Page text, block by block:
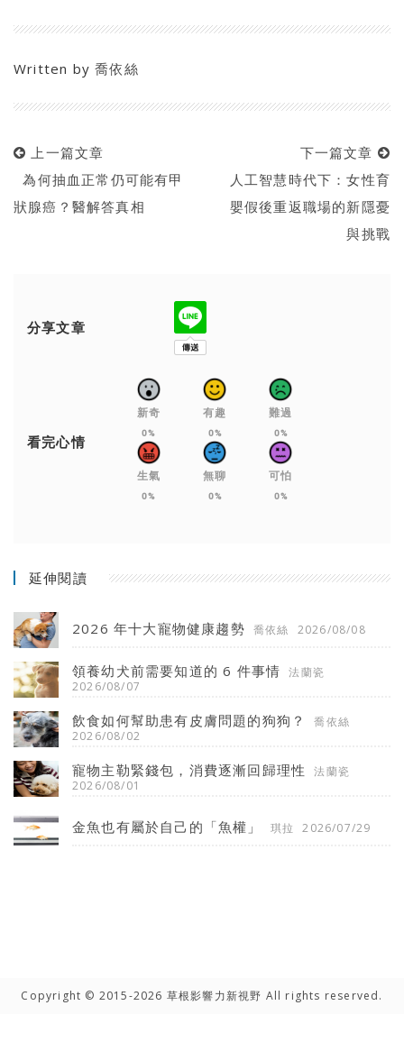
Written by喬依絲
上一篇文章
為何抽血正常仍可能有甲
狀腺癌？醫解答真相
下一篇文章
人工智慧時代下：女性育
嬰假後重返職場的新隱憂
與挑戰
分享文章
看完心情
新奇
0%
有趣
0%
難過
0%
生氣
0%
無聊
0%
可怕
0%
延伸閱讀
2026 年十大寵物健康趨勢 喬依絲 2026/08/08
領養幼犬前需要知道的 6 件事情
法蘭瓷
2026/08/07
飲食如何幫助患有皮膚問題的狗狗？
喬依絲
2026/08/02
寵物主勒緊錢包，消費逐漸回歸理性
法蘭瓷
2026/08/01
金魚也有屬於自己的「魚權」 琪拉 2026/07/29
Copyright © 2015-2026 草根影響力新視野 All rights reserved.